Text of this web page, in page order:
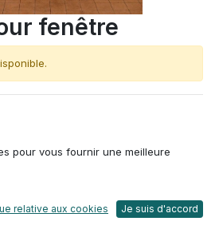
fenêtre
vert ou blanc
pour vous fournir une meilleure
relative aux cookies Je suis d'accord